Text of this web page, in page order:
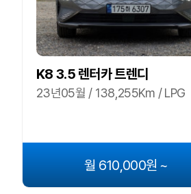
K8 3.5 렌터카 트렌디
23년05월 / 138,255Km / LPG
월 610,000원 ~